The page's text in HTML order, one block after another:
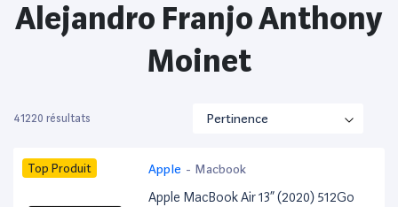
Alejandro Franjo Anthony
Moinet
41220 résultats
Top Produit Apple - Macbook
Apple MacBook Air 13” (2020) 512Go